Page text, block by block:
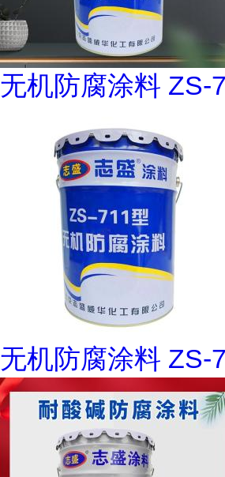
无机防腐涂料 ZS-
无机防腐涂料 ZS-